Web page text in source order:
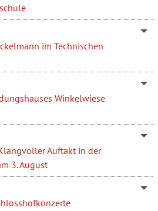
im Technischen
Winkelwiese
Auftakt in der
3. August